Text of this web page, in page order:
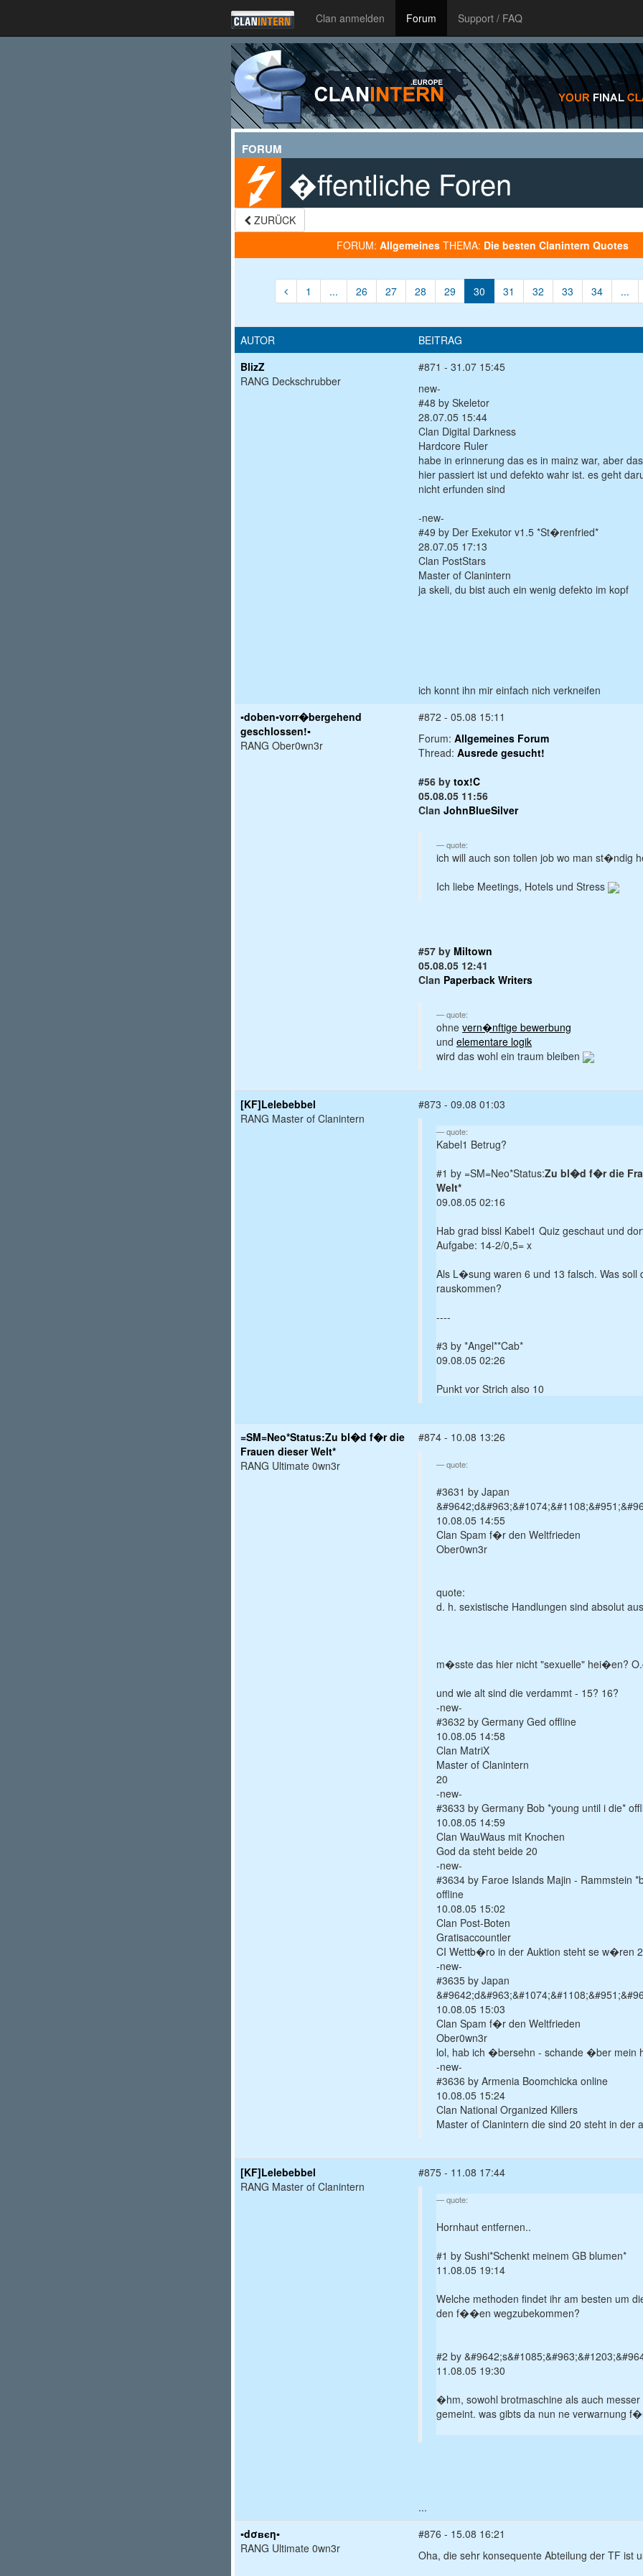
Clan anmelden Forum Support / FAQ
FORUM
�ffentliche Foren
ZURÜCK
FORUM: Allgemeines THEMA: Die besten Clanintern Quotes
1 ... 26 27 28 29 30 31 32 33 34 ...
AUTOR
BEITRAG
BlizZ
RANG Deckschrubber
#871 - 31.07 15:45
new-
#48 by Skeletor
28.07.05 15:44
Clan Digital Darkness
Hardcore Ruler
habe in erinnerung das es in mainz war, aber
hier passiert ist und defekto wahr ist. es geht
nicht erfunden sind
-new-
#49 by Der Exekutor v1.5 *St�renfried*
28.07.05 17:13
Clan PostStars
Master of Clanintern
ja skeli, du bist auch ein wenig defekto im kopf
ich konnt ihn mir einfach nich verkneifen
▪doben▪vorr�bergehend
geschlossen!▪
RANG Ober0wn3r
#872 - 05.08 15:11
Forum: Allgemeines Forum
Thread: Ausrede gesucht!
#56 by tox!C
05.08.05 11:56
Clan JohnBlueSilver
quote:
ich will auch son tollen job wo man st�ndig
Ich liebe Meetings, Hotels und Stress
#57 by Miltown
05.08.05 12:41
Clan Paperback Writers
quote:
ohne vern�nftige bewerbung
und elementare logik
wird das wohl ein traum bleiben
[KF]Lelebebbel
RANG Master of Clanintern
#873 - 09.08 01:03
quote:
Kabel1 Betrug?
#1 by =SM=Neo*Status:Zu bl�d f�r die
Welt*
09.08.05 02:16
Hab grad bissl Kabel1 Quiz geschaut und
Aufgabe: 14-2/0,5= x
Als L�sung waren 6 und 13 falsch. Was soll
rauskommen?
----
#3 by *Angel**Cab*
09.08.05 02:26
Punkt vor Strich also 10
=SM=Neo*Status:Zu bl�d f�r die
Frauen dieser Welt*
RANG Ultimate 0wn3r
#874 - 10.08 13:26
quote:
#3631 by Japan
10.08.05 14:55
Clan Spam f�r den Weltfrieden
Ober0wn3r
quote:
d. h. sexistische Handlungen sind absolut
m�sste das hier nicht "sexuelle" hei�en?
und wie alt sind die verdammt - 15? 16?
-new-
#3632 by Germany Ged offline
10.08.05 14:58
Clan MatriX
Master of Clanintern
20
-new-
#3633 by Germany Bob *young until i die*
10.08.05 14:59
Clan WauWaus mit Knochen
God da steht beide 20
-new-
#3634 by Faroe Islands Majin - Rammstein
offline
10.08.05 15:02
Clan Post-Boten
Gratisaccountler
CI Wettb�ro in der Auktion steht se w�ren
-new-
#3635 by Japan
10.08.05 15:03
Clan Spam f�r den Weltfrieden
Ober0wn3r
lol, hab ich �bersehn - schande �ber mein
-new-
#3636 by Armenia Boomchicka online
10.08.05 15:24
Clan National Organized Killers
Master of Clanintern die sind 20 steht in der
[KF]Lelebebbel
RANG Master of Clanintern
#875 - 11.08 17:44
quote:
Hornhaut entfernen..
#1 by Sushi*Schenkt meinem GB blumen*
11.08.05 19:14
Welche methoden findet ihr am besten um
den f��en wegzubekommen?
#2 by
11.08.05 19:30
�hm, sowohl brotmaschine als auch messer
gemeint. was gibts da nun ne verwarnung
...
▪dσвєη▪
RANG Ultimate 0wn3r
#876 - 15.08 16:21
Oha, die sehr konsequente Abteilung der TF ist